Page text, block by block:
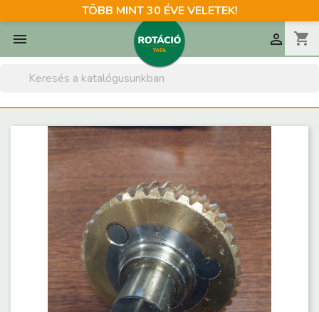
TÖBB MINT 30 ÉVE VELETEK!
 shopping_cart
